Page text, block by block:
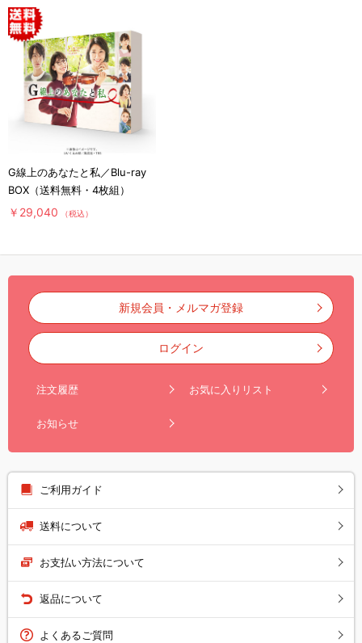
G線上のあなたと私／Blu-ray
BOX（送料無料・4枚組）
￥29,040 （税込）
新規会員・メルマガ登録
ログイン
注文履歴 お気に入りリスト
お知らせ
ご利用ガイド
送料について
お支払い方法について
返品について
よくあるご質問